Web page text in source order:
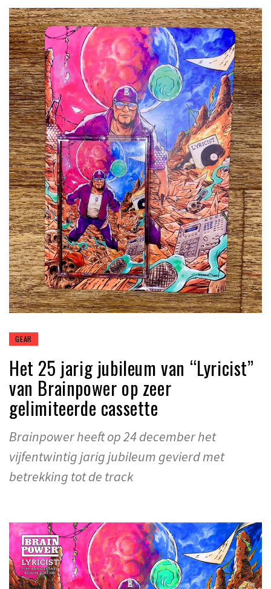
GEAR
Het 25 jarig jubileum van “Lyricist”
van Brainpower op zeer
gelimiteerde cassette
Brainpower heeft op 24 december het
vijfentwintig jarig jubileum gevierd met
betrekking tot de track